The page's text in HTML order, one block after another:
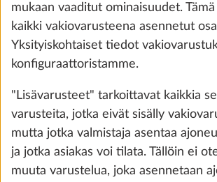
mukaan vaaditut ominaisuudet.
kaikki vakiovarusteena asennetut
Yksityiskohtaiset tiedot
konfiguraattoristamme.
"Lisävarusteet" tarkoittavat kaikkia
varusteita, jotka eivät sisälly
mutta jotka valmistaja asentaa
ja jotka asiakas voi tilata. Tällöin ei
muuta varustelua, joka asennetaan